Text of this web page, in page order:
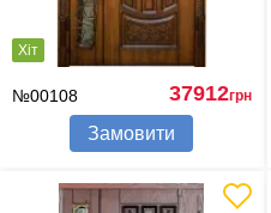
Хіт
№00108 37912грн
Замовити